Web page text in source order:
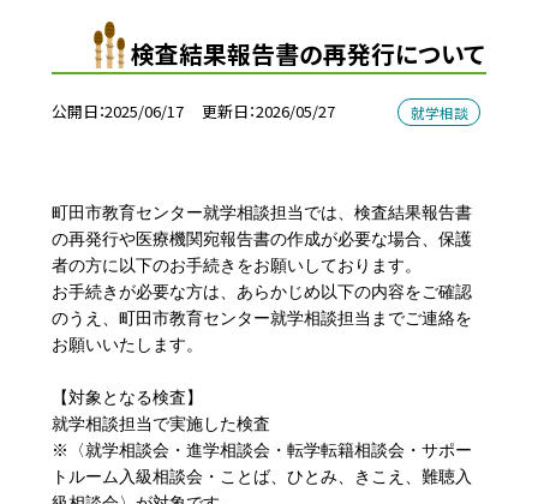
検査結果報告書の再発行について
公開日 2025/06/17 更新日 2026/05/27 就学相談
町田市教育センター就学相談担当では、検査結果報告書
の再発行や医療機関宛報告書の作成が必要な場合、保護
者の方に以下のお手続きをお願いしております。
お手続きが必要な方は、あらかじめ以下の内容をご確認
のうえ、町田市教育センター就学相談担当までご連絡を
お願いいたします。
【対象となる検査】
就学相談担当で実施した検査
※〈就学相談会・進学相談会・転学転籍相談会・サポー
トルーム入級相談会・ことば、ひとみ、きこえ、難聴入